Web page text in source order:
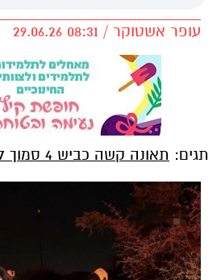
עופר אשטוקר / 08:31 29.06.26
תגים: תאונה קשה כביש 4 סמוך לגן יבנה